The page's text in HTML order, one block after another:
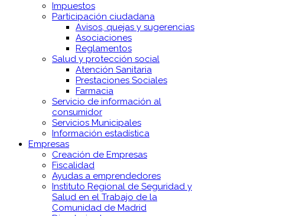
Impuestos
Participación ciudadana
Avisos, quejas y sugerencias
Asociaciones
Reglamentos
Salud y protección social
Atención Sanitaria
Prestaciones Sociales
Farmacia
Servicio de información al
consumidor
Servicios Municipales
Información estadística
Empresas
Creación de Empresas
Fiscalidad
Ayudas a emprendedores
Instituto Regional de Seguridad y
Salud en el Trabajo de la
Comunidad de Madrid